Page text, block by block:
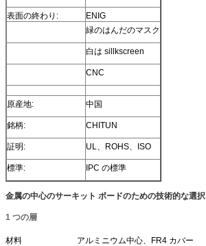
表面の終わり:
ENIG
緑のはんだのマスク
白は sillkscreen
CNC
原産地: 中国
銘柄: CHITUN
証明: UL、ROHS、ISO
標準: IPC の標準
金属の中心のサーキット ボードのための技術的な選択
1 つの層
材料 アルミニウム中心、FR4 カバー